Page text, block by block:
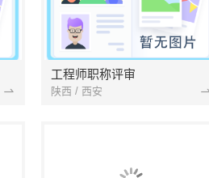
工程师职称评审
陕西 / 西安